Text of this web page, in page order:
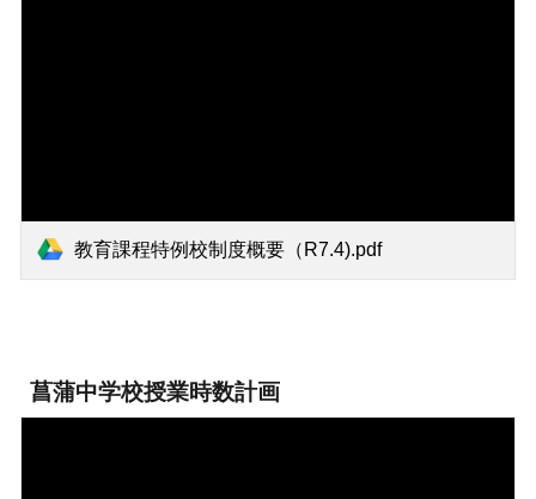
教育課程特例校制度概要（R7.4).pdf
菖蒲中学校授業時数計画